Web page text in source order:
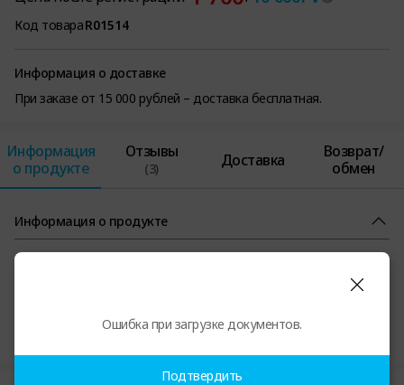
Код товараR01514
Информация о доставке
При заказе от 15 000 рублей – доставка бесплатная.
Информация
о продукте
Отзывы
(3) Доставка
Возврат/
обмен
Информация о продукте
Сертификаты на продукцию и прочая информация
Ошибка при загрузке документов.
Подтвердить